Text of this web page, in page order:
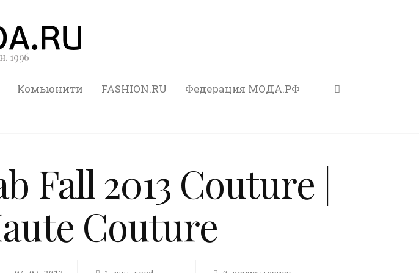
1996
Комьюнити FASHION.RU Федерация МОДА.РФ
Fall 2013 Couture |
Couture